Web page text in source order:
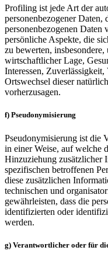
Profiling ist jede Art der
personenbezogener Daten,
personenbezogenen Daten
persönliche Aspekte, die
zu bewerten,
wirtschaftlicher Lage,
Interessen,
Ortswechsel dieser
vorherzusagen.
f) Pseudonymisierung
Pseudonymisierung ist die
in einer Weise, auf welche
Hinzuziehung zusätzlicher
spezifischen betroffenen
diese zusätzlichen
technischen und
gewährleisten, dass die
identifizierten oder
werden.
g) Verantwortlicher oder für